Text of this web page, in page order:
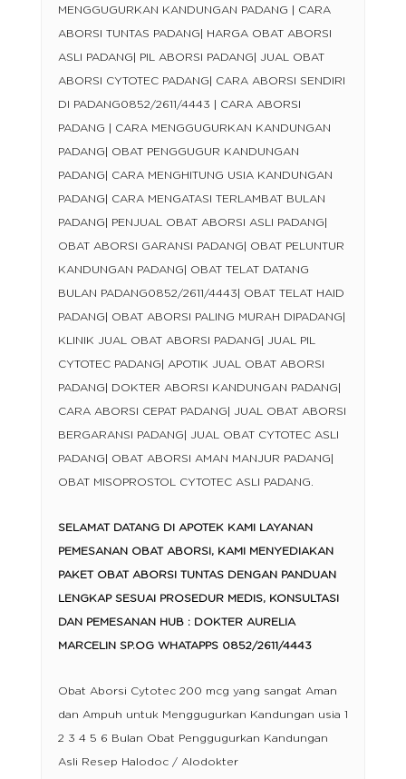
MENGGUGURKAN KANDUNGAN PADANG | CARA
ABORSI TUNTAS PADANG| HARGA OBAT ABORSI
ASLI PADANG| PIL ABORSI PADANG| JUAL OBAT
ABORSI CYTOTEC PADANG| CARA ABORSI SENDIRI
DI PADANG0852/2611/4443 | CARA ABORSI
PADANG | CARA MENGGUGURKAN KANDUNGAN
PADANG| OBAT PENGGUGUR KANDUNGAN
PADANG| CARA MENGHITUNG USIA KANDUNGAN
PADANG| CARA MENGATASI TERLAMBAT BULAN
PADANG| PENJUAL OBAT ABORSI ASLI PADANG|
OBAT ABORSI GARANSI PADANG| OBAT PELUNTUR
KANDUNGAN PADANG| OBAT TELAT DATANG
BULAN PADANG0852/2611/4443| OBAT TELAT HAID
PADANG| OBAT ABORSI PALING MURAH DIPADANG|
KLINIK JUAL OBAT ABORSI PADANG| JUAL PIL
CYTOTEC PADANG| APOTIK JUAL OBAT ABORSI
PADANG| DOKTER ABORSI KANDUNGAN PADANG|
CARA ABORSI CEPAT PADANG| JUAL OBAT ABORSI
BERGARANSI PADANG| JUAL OBAT CYTOTEC ASLI
PADANG| OBAT ABORSI AMAN MANJUR PADANG|
OBAT MISOPROSTOL CYTOTEC ASLI PADANG.
SELAMAT DATANG DI APOTEK KAMI LAYANAN
PEMESANAN OBAT ABORSI, KAMI MENYEDIAKAN
PAKET OBAT ABORSI TUNTAS DENGAN PANDUAN
LENGKAP SESUAI PROSEDUR MEDIS, KONSULTASI
DAN PEMESANAN HUB : DOKTER AURELIA
MARCELIN SP.OG WHATAPPS 0852/2611/4443
Obat Aborsi Cytotec 200 mcg yang sangat Aman
dan Ampuh untuk Menggugurkan Kandungan usia 1
2 3 4 5 6 Bulan Obat Penggugurkan Kandungan
Asli Resep Halodoc / Alodokter